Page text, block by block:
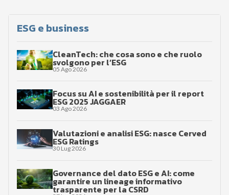
ESG e business
CleanTech: che cosa sono e che ruolo
svolgono per l’ESG
05 Ago 2026
Focus su AI e sostenibilità per il report
ESG 2025 JAGGAER
03 Ago 2026
Valutazioni e analisi ESG: nasce Cerved
ESG Ratings
30 Lug 2026
Governance del dato ESG e AI: come
garantire un lineage informativo
trasparente per la CSRD